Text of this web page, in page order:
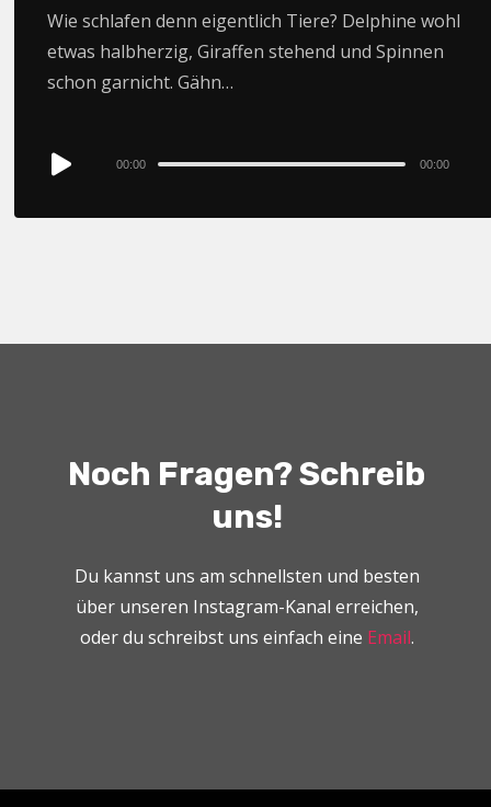
Wie schlafen denn eigentlich Tiere? Delphine wohl
etwas halbherzig, Giraffen stehend und Spinnen
schon garnicht. Gähn…
Audio
00:00 00:00
Noch Fragen? Schreib
uns!
Du kannst uns am schnellsten und besten
über unseren Instagram-Kanal erreichen,
oder du schreibst uns einfach eine Email.